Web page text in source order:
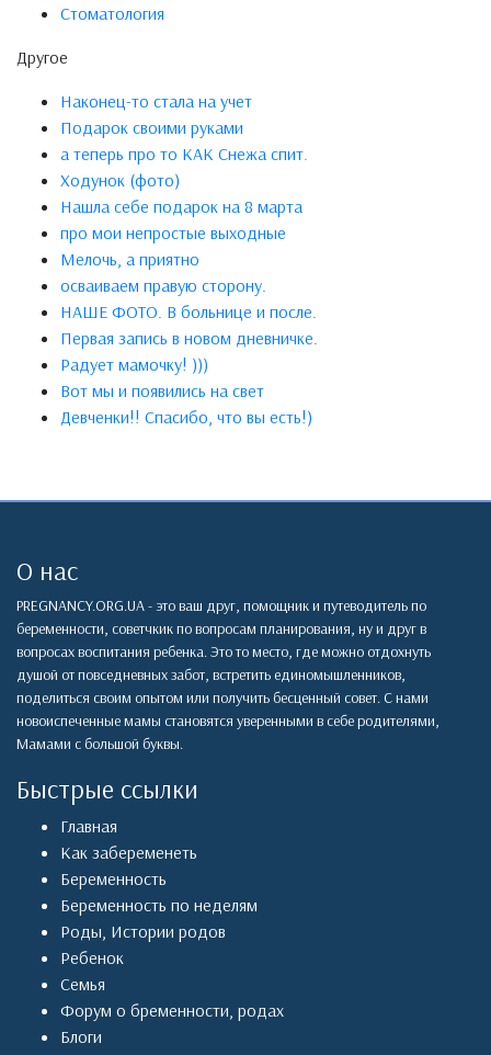
Стоматология
Другое
Наконец-то стала на учет
Подарок своими руками
а теперь про то КАК Снежа спит.
Ходунок (фото)
Нашла себе подарок на 8 марта
про мои непростые выходные
Мелочь, а приятно
осваиваем правую сторону.
НАШЕ ФОТО. В больнице и после.
Первая запись в новом дневничке.
Радует мамочку! )))
Вот мы и появились на свет
Девченки!! Спасибо, что вы есть!)
О нас
PREGNANCY.ORG.UA - это ваш друг, помощник и путеводитель по
беременности, советчкик по вопросам планирования, ну и друг в
вопросах воспитания ребенка. Это то место, где можно отдохнуть
душой от повседневных забот, встретить единомышленников,
поделиться своим опытом или получить бесценный совет. С нами
новоиспеченные мамы становятся уверенными в себе родителями,
Мамами с большой буквы.
Быстрые ссылки
Главная
Как забеременеть
Беременность
Беременность по неделям
Роды, Истории родов
Ребенок
Семья
Форум о бременности, родах
Блоги